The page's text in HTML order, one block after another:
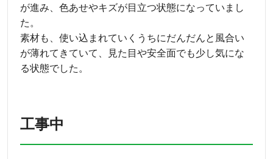
が進み、色あせやキズが目立つ状態になっていまし
た。
素材も、使い込まれていくうちにだんだんと風合い
が薄れてきていて、見た目や安全面でも少し気にな
る状態でした。
工事中